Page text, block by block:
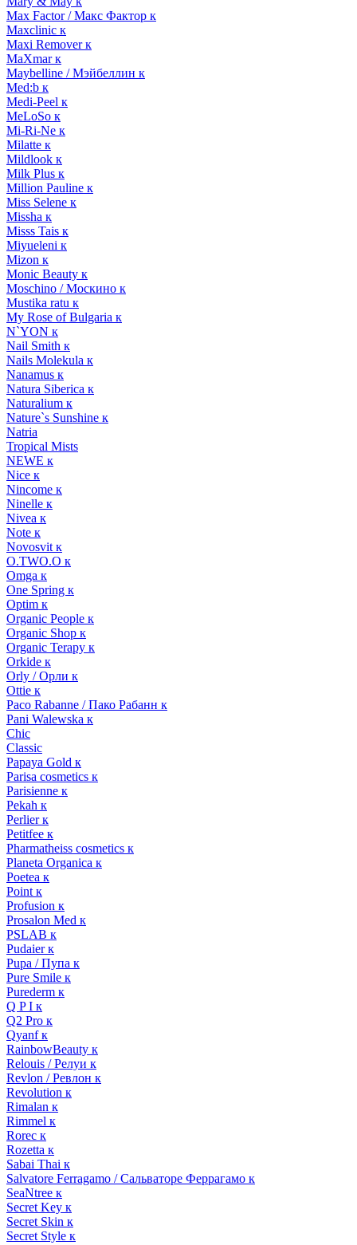
Max Factor / Макс Фактор к
Maxclinic к
Maxi Remover к
MaXmar к
Maybelline / Мэйбеллин к
Med:b к
Medi-Peel к
MeLoSo к
Mi-Ri-Ne к
Milatte к
Mildlook к
Milk Plus к
Million Pauline к
Miss Selene к
Missha к
Misss Tais к
Miyueleni к
Mizon к
Monic Beauty к
Moschino / Москино к
Mustika ratu к
My Rose of Bulgaria к
N`YON к
Nail Smith к
Nails Molekula к
Nanamus к
Natura Siberica к
Naturalium к
Nature`s Sunshine к
Natria
Tropical Mists
NEWE к
Nice к
Nincome к
Ninelle к
Nivea к
Note к
Novosvit к
O.TWO.O к
Omga к
One Spring к
Optim к
Organic People к
Organic Shop к
Organic Terapy к
Orkide к
Orly / Орли к
Ottie к
Paco Rabanne / Пако Рабанн к
Pani Walewska к
Chic
Classic
Papaya Gold к
Parisa cosmetics к
Parisienne к
Pekah к
Perlier к
Petitfee к
Pharmatheiss cosmetics к
Planeta Organica к
Poetea к
Point к
Profusion к
Prosalon Med к
PSLAB к
Pudaier к
Pupa / Пупа к
Pure Smile к
Purederm к
Q P I к
Q2 Pro к
Qyanf к
RainbowBeauty к
Relouis / Релуи к
Revlon / Ревлон к
Revolution к
Rimalan к
Rimmel к
Rorec к
Rozetta к
Sabai Thai к
Salvatore Ferragamo / Сальваторе Феррагамо к
SeaNtree к
Secret Key к
Secret Skin к
Secret Style к